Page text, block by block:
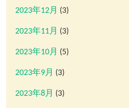
2023年12月 (3)
2023年11月 (3)
2023年10月 (5)
2023年9月 (3)
2023年8月 (3)